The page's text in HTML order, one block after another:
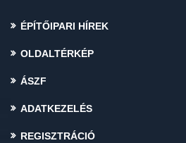
ÉPÍTŐIPARI HÍREK
OLDALTÉRKÉP
ÁSZF
ADATKEZELÉS
REGISZTRÁCIÓ